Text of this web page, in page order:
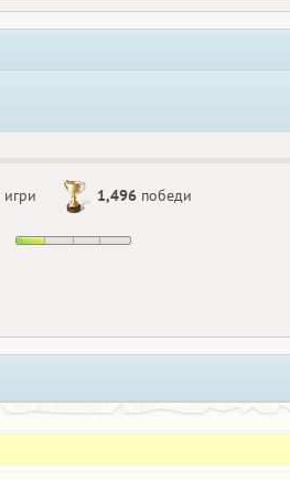
игри 1,496 победи